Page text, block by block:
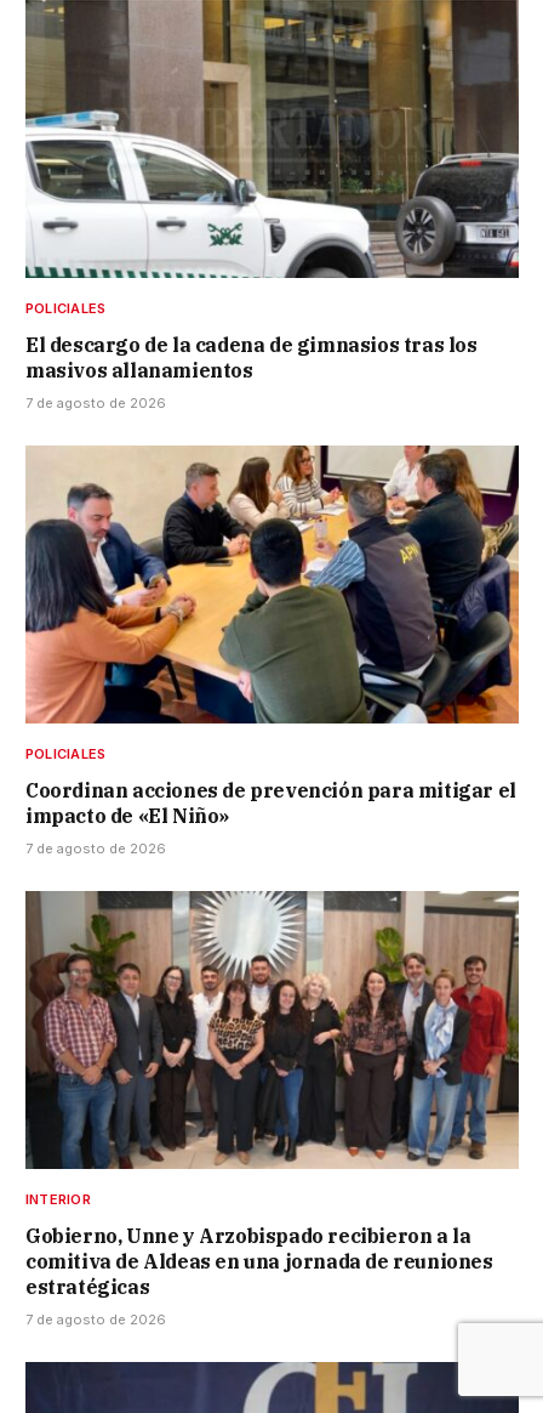
POLICIALES
El descargo de la cadena de gimnasios tras los
masivos allanamientos
7 de agosto de 2026
POLICIALES
Coordinan acciones de prevención para mitigar el
impacto de «El Niño»
7 de agosto de 2026
INTERIOR
Gobierno, Unne y Arzobispado recibieron a la
comitiva de Aldeas en una jornada de reuniones
estratégicas
7 de agosto de 2026